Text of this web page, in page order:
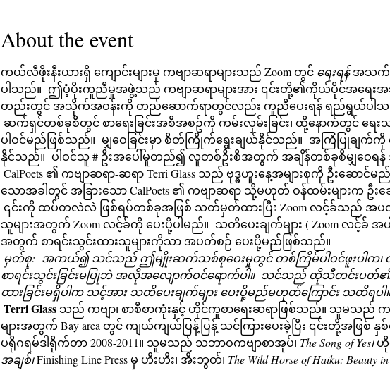
About the event
ကယ်လီဖိုးနီးယားရှိ ကျောင်းများမှ ကဗျာဆရာများသည် Zoom တွင် ရေးရန် အသက်
ပါသည်။  ဤပံ့ပိုးကူညီမှုအဖွဲ့သည် ကဗျာဆရာများအား ၎င်းတို့၏ကိုယ်ပိုင်အရေးအ
တည်းတွင် အသိုက်အဝန်းကို တည်ဆောက်ရာတွင်လည်း ကူညီပေးရန် ရည်ရွယ်ပါ
ပါဝင်မည်ဖြစ်သည်။  မျှဝေခြင်းမှာ စိတ်ကြိုက်ရွေးချယ်နိုင်သည်။  အကြံပြုခ
နိုင်သည်။  ပါဝင်သူ # ဦးအပေါ်မူတည်၍ လူတစ်ဦးစီအတွက် အချိန်တစ်ခုစီမျှဝေရ
သောအခါတွင် အခြားသော CalPoets ၏ ကဗျာဆရာ သို့မဟုတ် ဝန်ထမ်းများက ဦ
သူများအတွက် Zoom လင့်ခ်ကို ပေးပို့ပါမည်။  သတိပေးချက်များ ( Zoom လ
အတွက် စာရင်းသွင်းထားသူများကိုသာ အပတ်စဉ် ပေးပို့မည်ဖြစ်သည်။
မှတ်စု: အကယ်၍ သင်သည် ဤမျိုးဆက်သစ်စုဝေးမှုတွင် တစ်ကြိမ်ပါဝင်ဖူးပါက၊
စာရင်းသွင်းခြင်းမပြုဘဲ အလိုအလျောက်ဝင်ရောက်ပါ။ သင်သည် ထိုသီတင်းပတ်၏
ထားခြင်းမရှိပါက သင့်အား သတိပေးချက်များ ပေးပို့မည်မဟုတ်ကြောင်း သတိရပါ။
Terri Glass သည် ကဗျာ၊ စာစီစာကုံးနှင့် ဟိုင်ကူစာရေးဆရာဖြစ်သည်။ သူမသည် ကယ်
များအတွက် Bay area တွင် ကျယ်ကျယ်ပြန့်ပြန့် သင်ကြားပေးခဲ့ပြီး ၎င်းတို့အဖြစ်
ပရိုဂရမ်ဒါရိုက်တာ 2008-2011။ သူမသည် သဘာဝကဗျာစာအုပ်၊ The Song of Yes၊ ဟို
အချစ်၊ Finishing Line Press မှ ဟီးဟီး၊ အီးဘွတ်၊ The Wild Horse of Haiku: Beauty